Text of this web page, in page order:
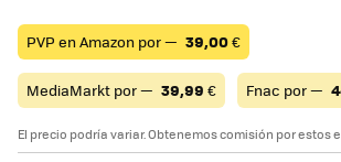
PVP en Amazon por — 39,00€
MediaMarkt por — 39,99 € Fnac por —
El precio podría variar. Obtenemos comisión por estos